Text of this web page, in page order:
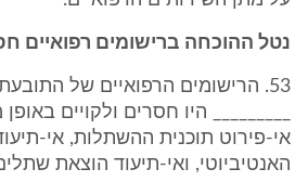
נטל ההוכחה ברישומים רפואיים
53. הרישומים הרפואיים של
_________ היו חסרים ולקויים
אי-פירוט תוכנית ההשתלות, אי-
האנטיביוטי, ואי-תיעוד הוצאת